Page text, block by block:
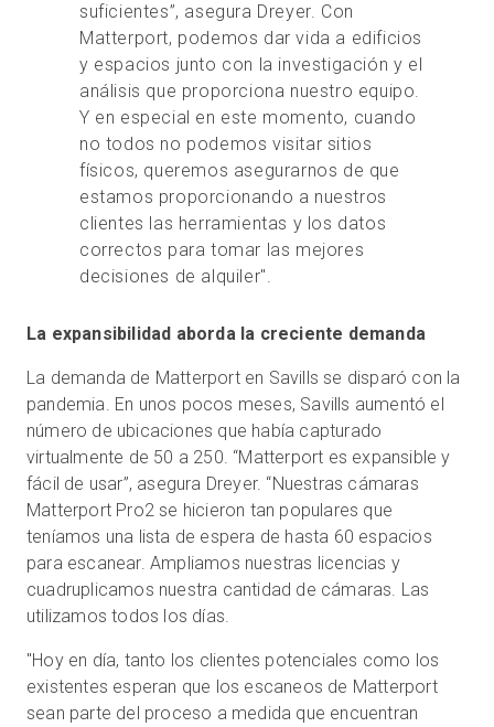
suficientes”, asegura Dreyer. Con
Matterport, podemos dar vida a edificios
y espacios junto con la investigación y el
análisis que proporciona nuestro equipo.
Y en especial en este momento, cuando
no todos no podemos visitar sitios
físicos, queremos asegurarnos de que
estamos proporcionando a nuestros
clientes las herramientas y los datos
correctos para tomar las mejores
decisiones de alquiler".
La expansibilidad aborda la creciente demanda
La demanda de Matterport en Savills se disparó con la
pandemia. En unos pocos meses, Savills aumentó el
número de ubicaciones que había capturado
virtualmente de 50 a 250. “Matterport es expansible y
fácil de usar”, asegura Dreyer. “Nuestras cámaras
Matterport Pro2 se hicieron tan populares que
teníamos una lista de espera de hasta 60 espacios
para escanear. Ampliamos nuestras licencias y
cuadruplicamos nuestra cantidad de cámaras. Las
utilizamos todos los días.
"Hoy en día, tanto los clientes potenciales como los
existentes esperan que los escaneos de Matterport
sean parte del proceso a medida que encuentran